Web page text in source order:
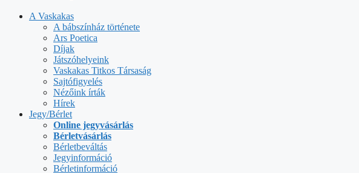
A Vaskakas
A bábszínház története
Ars Poetica
Díjak
Játszóhelyeink
Vaskakas Titkos Társaság
Sajtófigyelés
Nézőink írták
Hírek
Jegy/Bérlet
Online jegyvásárlás
Bérletvásárlás
Bérletbeváltás
Jegyinformáció
Bérletinformáció